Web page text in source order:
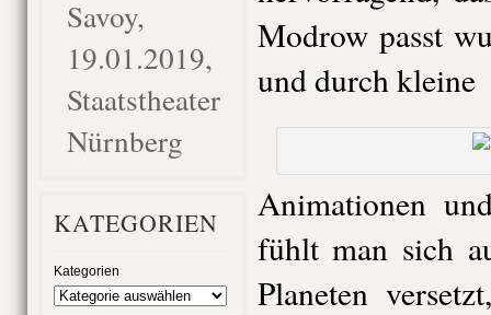
Savoy,
19.01.2019,
Staatstheater
Nürnberg
KATEGORIEN
Kategorien
Modrow passt
und durch kleine
Animationen
fühlt man sich
Planeten